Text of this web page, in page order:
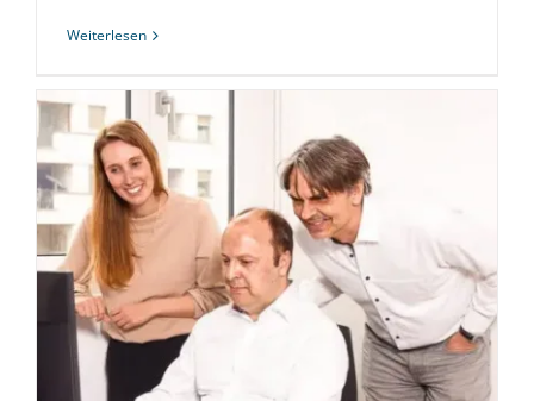
Weiterlesen